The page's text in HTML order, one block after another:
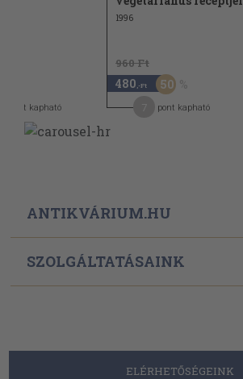
pont kapható
1996
960 Ft
480 ,-Ft 50
pont kapható
ANTIKVÁRIUM.HU
SZOLGÁLTATÁSAINK
ELÉRHETŐSÉGEINK